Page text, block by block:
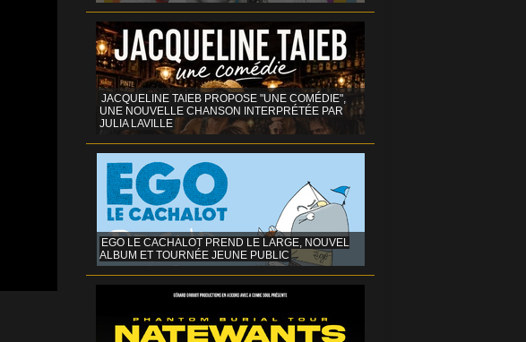
JACQUELINE TAIEB PROPOSE "UNE COMÉDIE",
UNE NOUVELLE CHANSON INTERPRÉTÉE PAR
JULIA LAVILLE
EGO LE CACHALOT PREND LE LARGE, NOUVEL
ALBUM ET TOURNÉE JEUNE PUBLIC